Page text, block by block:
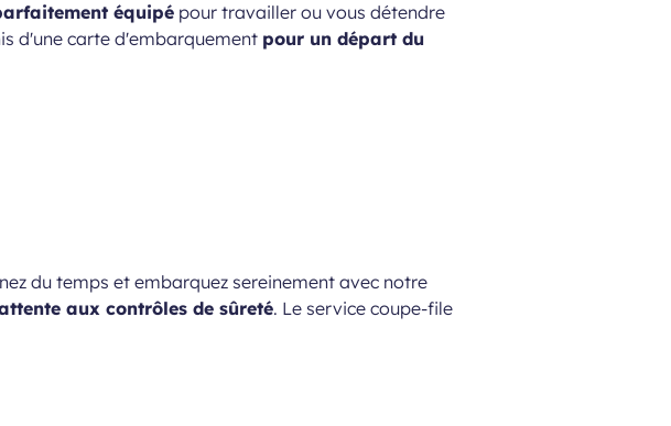
équipé pour travailler ou vous détendre
d'une carte d'embarquement pour un départ du
du temps et embarquez sereinement avec notre
aux contrôles de sûreté. Le service coupe-file